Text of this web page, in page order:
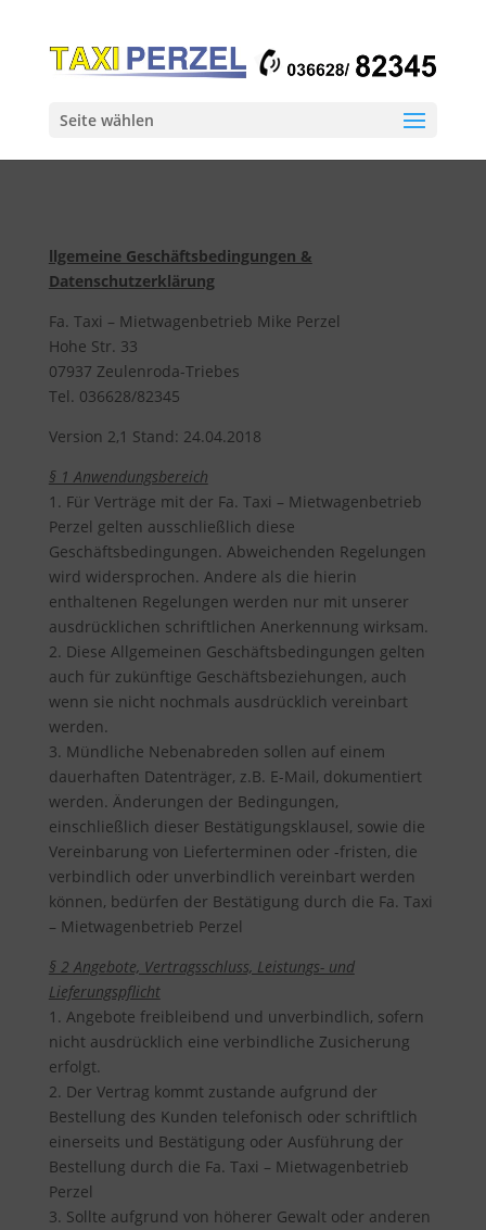
Seite wählen
llgemeine Geschäftsbedingungen &
Datenschutzerklärung
Fa. Taxi – Mietwagenbetrieb Mike Perzel
Hohe Str. 33
07937 Zeulenroda-Triebes
Tel. 036628/82345
Version 2,1 Stand: 24.04.2018
§ 1 Anwendungsbereich
1. Für Verträge mit der Fa. Taxi – Mietwagenbetrieb
Perzel gelten ausschließlich diese
Geschäftsbedingungen. Abweichenden Regelungen
wird widersprochen. Andere als die hierin
enthaltenen Regelungen werden nur mit unserer
ausdrücklichen schriftlichen Anerkennung wirksam.
2. Diese Allgemeinen Geschäftsbedingungen gelten
auch für zukünftige Geschäftsbeziehungen, auch
wenn sie nicht nochmals ausdrücklich vereinbart
werden.
3. Mündliche Nebenabreden sollen auf einem
dauerhaften Datenträger, z.B. E-Mail, dokumentiert
werden. Änderungen der Bedingungen,
einschließlich dieser Bestätigungsklausel, sowie die
Vereinbarung von Lieferterminen oder -fristen, die
verbindlich oder unverbindlich vereinbart werden
können, bedürfen der Bestätigung durch die Fa. Taxi
– Mietwagenbetrieb Perzel
§ 2 Angebote, Vertragsschluss, Leistungs- und
Lieferungspflicht
1. Angebote freibleibend und unverbindlich, sofern
nicht ausdrücklich eine verbindliche Zusicherung
erfolgt.
2. Der Vertrag kommt zustande aufgrund der
Bestellung des Kunden telefonisch oder schriftlich
einerseits und Bestätigung oder Ausführung der
Bestellung durch die Fa. Taxi – Mietwagenbetrieb
Perzel
3. Sollte aufgrund von höherer Gewalt oder anderen